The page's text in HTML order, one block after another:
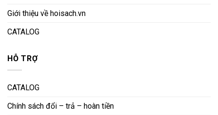
Giới thiệu về hoisach.vn
CATALOG
HỖ TRỢ
CATALOG
Chính sách đổi – trả – hoàn tiền